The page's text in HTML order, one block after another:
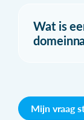
Wat is
Mijn vraag